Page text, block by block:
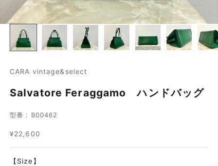
CARA vintage&select
Salvatore Feraggamo ハンドバッグ
型番 : B00462
セール価格
¥22,600
【Size】